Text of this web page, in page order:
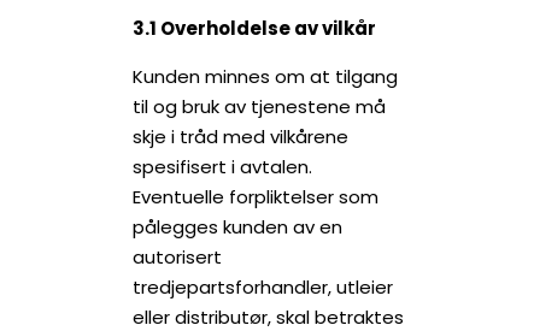
3.1 Overholdelse av vilkår
Kunden minnes om at tilgang
til og bruk av tjenestene må
skje i tråd med vilkårene
spesifisert i avtalen.
Eventuelle forpliktelser som
pålegges kunden av en
autorisert
tredjepartsforhandler, utleier
eller distributør, skal betraktes